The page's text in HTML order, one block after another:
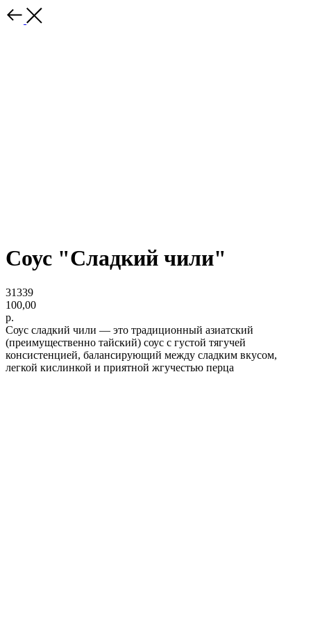
Соус "Сладкий чили"
31339
100,00
р.
Соус сладкий чили — это традиционный азиатский
(преимущественно тайский) соус с густой тягучей
консистенцией, балансирующий между сладким вкусом,
легкой кислинкой и приятной жгучестью перца